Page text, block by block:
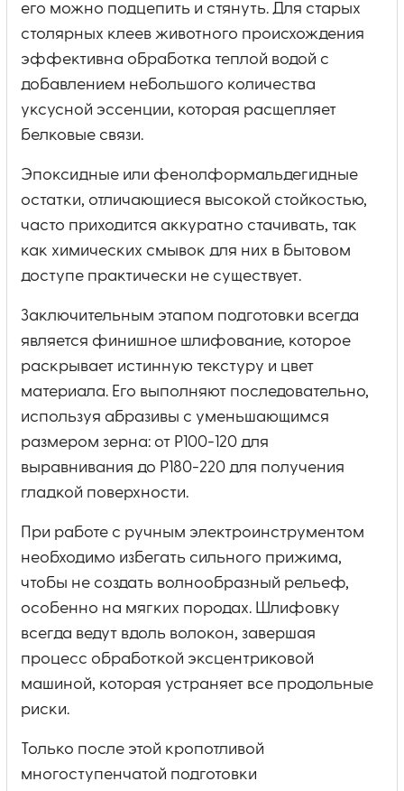
его можно подцепить и стянуть. Для старых
столярных клеев животного происхождения
эффективна обработка теплой водой с
добавлением небольшого количества
уксусной эссенции, которая расщепляет
белковые связи.
Эпоксидные или фенолформальдегидные
остатки, отличающиеся высокой стойкостью,
часто приходится аккуратно стачивать, так
как химических смывок для них в бытовом
доступе практически не существует.
Заключительным этапом подготовки всегда
является финишное шлифование, которое
раскрывает истинную текстуру и цвет
материала. Его выполняют последовательно,
используя абразивы с уменьшающимся
размером зерна: от P100-120 для
выравнивания до P180-220 для получения
гладкой поверхности.
При работе с ручным электроинструментом
необходимо избегать сильного прижима,
чтобы не создать волнообразный рельеф,
особенно на мягких породах. Шлифовку
всегда ведут вдоль волокон, завершая
процесс обработкой эксцентриковой
машиной, которая устраняет все продольные
риски.
Только после этой кропотливой
многоступенчатой подготовки